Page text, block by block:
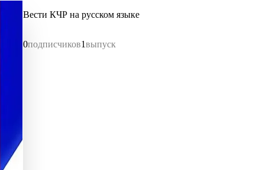
Вести КЧР на русском языке
0подписчиков1выпуск